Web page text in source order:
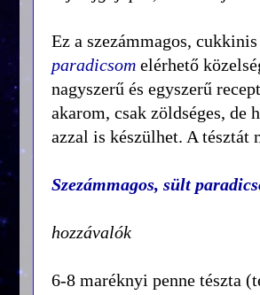
Ez a szezámmagos,
paradicsom elérhető
nagyszerű és egyszerű
akarom, csak zöldséges, de
azzal is készülhet. A tésztát
Szezámmagos, sült
hozzávalók
6-8 maréknyi penne tészta